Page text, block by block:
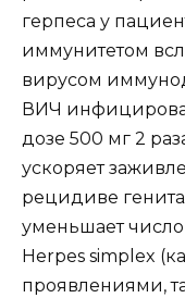
герпеса у
иммунитетом
вирусом
ВИЧ
дозе 500 мг 2
ускоряет
рецидиве
уменьшает
Herpes simplex
проявлениями,